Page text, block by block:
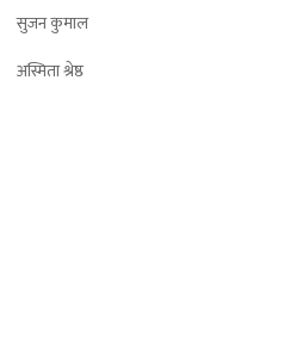
सुजन कुमाल
अस्मिता श्रेष्ठ